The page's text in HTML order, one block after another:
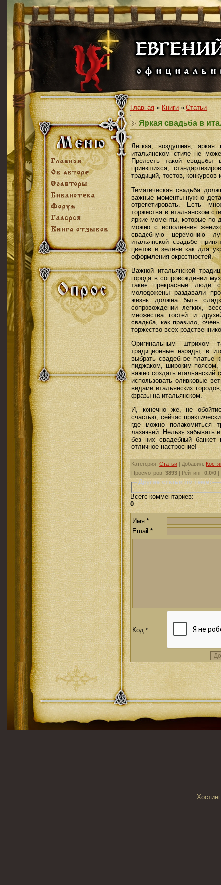
Главная » Книги»Статьи
Яркая свадьба в
Легкая, воздушная,
итальянском стиле не
Прелесть такой свадьбы в
приевшихся,
традиций, тостов, конкурсов
Тематическая свадьба
важные моменты нужно
отрепетировать. Есть
торжества в итальянском
яркие моменты, которые по
можно с исполнения
свадебную церемонию
итальянской свадьбе
цветов и зелени как для
оформления окрестностей.
Важной итальянской
города в сопровождении
такие прекрасные люди
молодожены раздавали
жизнь должна быть
сопровождении легких,
множества гостей и
свадьба, как правило,
торжество всех
Оригинальным штрихом
традиционные наряды, в
выбрать свадебное платье
пиджаком, широким поясом,
важно создать
использовать оливковые
видами итальянских
фразы на итальянском.
И, конечно же, не
счастью, сейчас
где можно полакомиться
лазаньей. Нельзя забывать
без них свадебный
отличное настроение!
Категория: Статьи Добавил:
Просмотров: 3893 Рейтинг: 0.0/0
Другие статьи по теме:
Всего комментариев:
0
Имя *:
Email *:
Код *: